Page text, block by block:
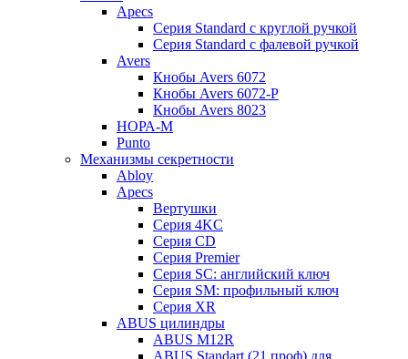
Apecs
Серия Standard с круглой ручкой
Серия Standard с фалевой ручкой
Avers
Кнобы Avers 6072
Кнобы Avers 6072-P
Кнобы Avers 8023
НОРА-М
Punto
Механизмы секретности
Abloy
Apecs
Вертушки
Серия 4KC
Серия CD
Серия Premier
Серия SC: английский ключ
Серия SM: профильный ключ
Серия XR
ABUS цилиндры
ABUS M12R
ABUS Standart (21 проф) для